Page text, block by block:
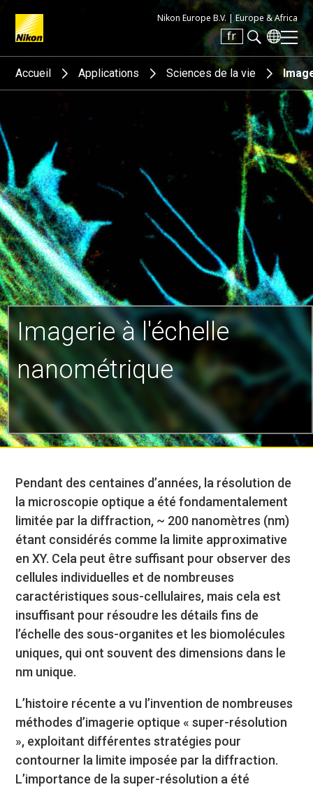
Nikon Europe B.V. |Europe & Africa
fr
Search keyword(s)
Accueil Applications Sciences de la vie
Imagerie à l'échelle
nanométrique
Pendant des centaines d’années, la résolution de
la microscopie optique a été fondamentalement
limitée par la diffraction, ~ 200 nanomètres (nm)
étant considérés comme la limite approximative
en XY. Cela peut être suffisant pour observer des
cellules individuelles et de nombreuses
caractéristiques sous-cellulaires, mais cela est
insuffisant pour résoudre les détails fins de
l’échelle des sous-organites et les biomolécules
uniques, qui ont souvent des dimensions dans le
nm unique.
L’histoire récente a vu l’invention de nombreuses
méthodes d’imagerie optique « super-résolution
», exploitant différentes stratégies pour
contourner la limite imposée par la diffraction.
L’importance de la super-résolution a été